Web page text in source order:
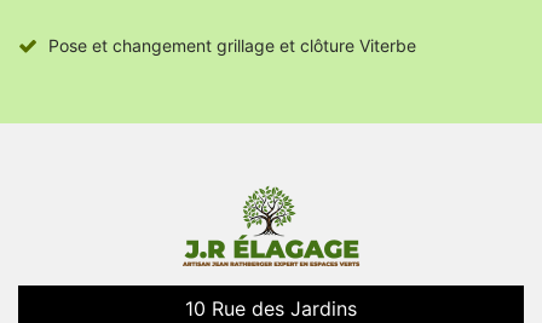
Pose et changement grillage et clôture Viterbe
10 Rue des Jardins